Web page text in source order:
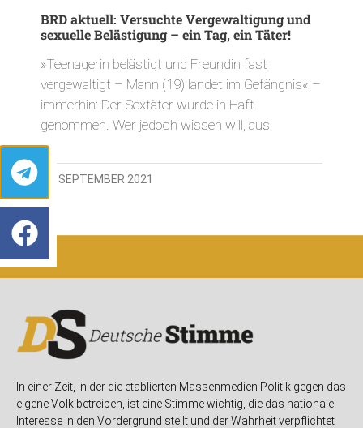
BRD aktuell: Versuchte Vergewaltigung und
sexuelle Belästigung – ein Tag, ein Täter!
»Teenagerin belästigt und Freundin fast
vergewaltigt – Mann (19) landet im Gefängnis« –
immerhin: Der Sextäter wurde in Haft
genommen. Wer jedoch wissen will, aus
28. SEPTEMBER 2021
In einer Zeit, in der die etablierten Massenmedien Politik gegen das
eigene Volk betreiben, ist eine Stimme wichtig, die das nationale
Interesse in den Vordergrund stellt und der Wahrheit verpflichtet